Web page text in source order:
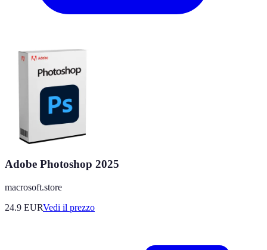
Adobe Photoshop 2025
macrosoft.store
24.9 EURVedi il prezzo